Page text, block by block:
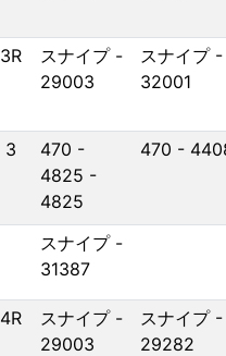
3R
スナイプ -
29003
スナイプ -
32001
3
470 -
4825 -
4825
470 -
スナイプ -
31387
4R
スナイプ -
29003
スナイプ -
29282